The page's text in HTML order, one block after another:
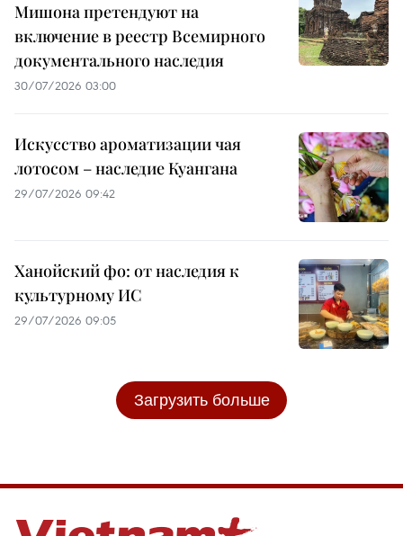
Мишона претендуют на
включение в реестр Всемирного
документального наследия
30/07/2026 03:00
Искусство ароматизации чая
лотосом – наследие Куангана
29/07/2026 09:42
Ханойский фо: от наследия к
культурному ИС
29/07/2026 09:05
Загрузить больше